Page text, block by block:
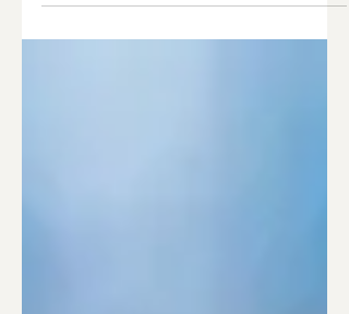
Recomenda-se não descartar medicamentos